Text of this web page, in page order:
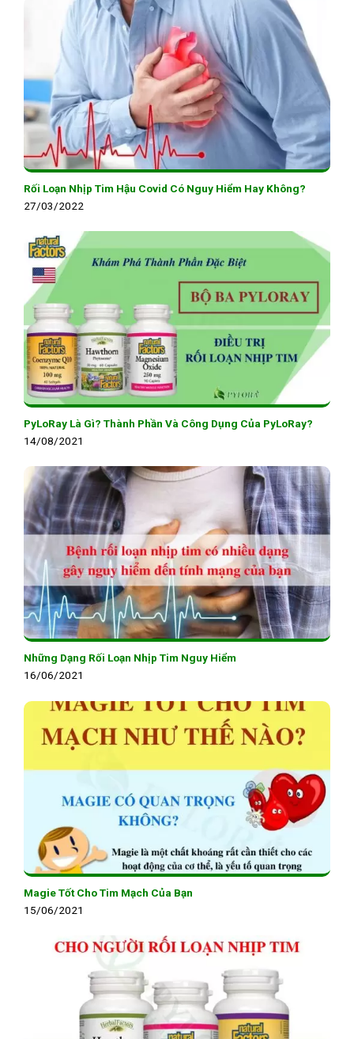
Rối Loạn Nhịp Tim Hậu Covid Có Nguy Hiểm Hay Không?
27/03/2022
PyLoRay Là Gì? Thành Phần Và Công Dụng Của PyLoRay?
14/08/2021
Những Dạng Rối Loạn Nhịp Tim Nguy Hiểm
16/06/2021
Magie Tốt Cho Tim Mạch Của Bạn
15/06/2021